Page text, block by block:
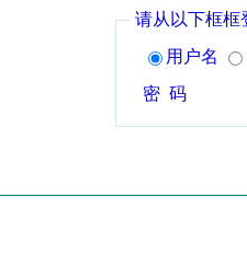
请从以下框框
用户名
密 码